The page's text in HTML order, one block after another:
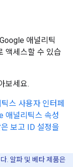
애널리틱
액세스할 수 있습
보세요.
스 사용자 인터페
애널리틱스 속성
보고 ID 설정을
. 알파 및 베타 제품은